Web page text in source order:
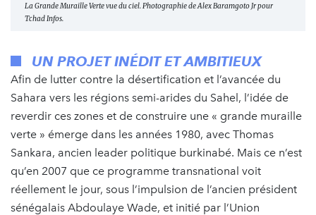
La Grande Muraille Verte vue du ciel. Photographie de Alex Baramgoto Jr pour
Tchad Infos.
UN PROJET INÉDIT ET AMBITIEUX
Afin de lutter contre la désertification et l’avancée du
Sahara vers les régions semi-arides du Sahel, l’idée de
reverdir ces zones et de construire une « grande muraille
verte » émerge dans les années 1980, avec Thomas
Sankara, ancien leader politique burkinabé. Mais ce n’est
qu’en 2007 que ce programme transnational voit
réellement le jour, sous l’impulsion de l’ancien président
sénégalais Abdoulaye Wade, et initié par l’Union